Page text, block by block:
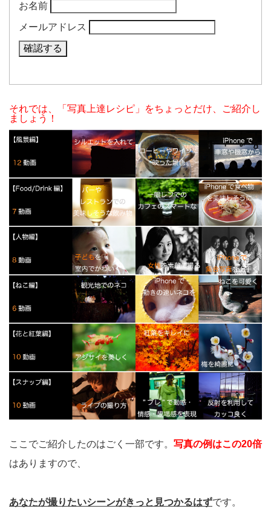
お名前
メールアドレス
それでは、「写真上達レシピ」をちょっとだけ、ご紹介し
ましょう！
ここでご紹介したのはごく一部です。 写真の例はこの20倍
はありますので、
あなたが撮りたいシーンがきっと見つかるはずです。